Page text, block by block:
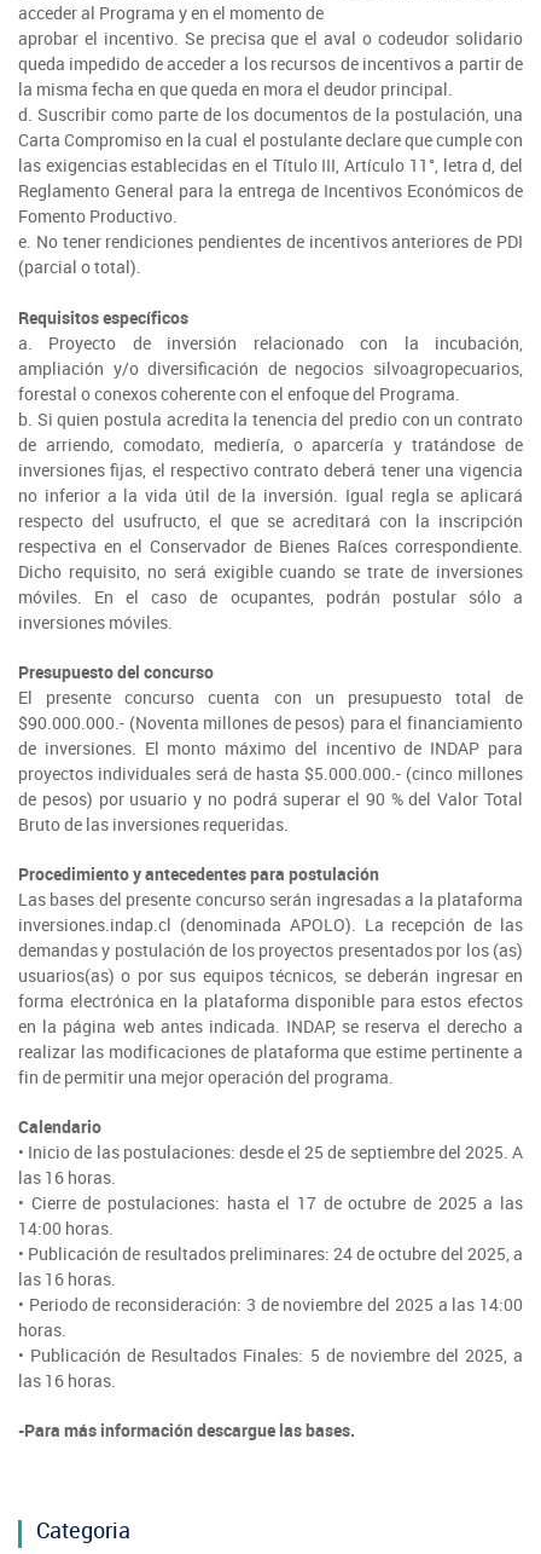
acceder al Programa y en el momento de
aprobar el incentivo. Se precisa que el aval o codeudor solidario
queda impedido de acceder a los recursos de incentivos a partir de
la misma fecha en que queda en mora el deudor principal.
d. Suscribir como parte de los documentos de la postulación, una
Carta Compromiso en la cual el postulante declare que cumple con
las exigencias establecidas en el Título III, Artículo 11°, letra d, del
Reglamento General para la entrega de Incentivos Económicos de
Fomento Productivo.
e. No tener rendiciones pendientes de incentivos anteriores de PDI
(parcial o total).
Requisitos específicos
a. Proyecto de inversión relacionado con la incubación,
ampliación y/o diversiﬁcación de negocios silvoagropecuarios,
forestal o conexos coherente con el enfoque del Programa.
b. Si quien postula acredita la tenencia del predio con un contrato
de arriendo, comodato, mediería, o aparcería y tratándose de
inversiones ﬁjas, el respectivo contrato deberá tener una vigencia
no inferior a la vida útil de la inversión. Igual regla se aplicará
respecto del usufructo, el que se acreditará con la inscripción
respectiva en el Conservador de Bienes Raíces correspondiente.
Dicho requisito, no será exigible cuando se trate de inversiones
móviles. En el caso de ocupantes, podrán postular sólo a
inversiones móviles.
Presupuesto del concurso
El presente concurso cuenta con un presupuesto total de
$90.000.000.- (Noventa millones de pesos) para el financiamiento
de inversiones. El monto máximo del incentivo de INDAP para
proyectos individuales será de hasta $5.000.000.- (cinco millones
de pesos) por usuario y no podrá superar el 90 % del Valor Total
Bruto de las inversiones requeridas.
Procedimiento y antecedentes para postulación
Las bases del presente concurso serán ingresadas a la plataforma
inversiones.indap.cl (denominada APOLO). La recepción de las
demandas y postulación de los proyectos presentados por los (as)
usuarios(as) o por sus equipos técnicos, se deberán ingresar en
forma electrónica en la plataforma disponible para estos efectos
en la página web antes indicada. INDAP, se reserva el derecho a
realizar las modificaciones de plataforma que estime pertinente a
fin de permitir una mejor operación del programa.
Calendario
• Inicio de las postulaciones: desde el 25 de septiembre del 2025. A
las 16 horas.
• Cierre de postulaciones: hasta el 17 de octubre de 2025 a las
14:00 horas.
• Publicación de resultados preliminares: 24 de octubre del 2025, a
las 16 horas.
• Periodo de reconsideración: 3 de noviembre del 2025 a las 14:00
horas.
• Publicación de Resultados Finales: 5 de noviembre del 2025, a
las 16 horas.
-Para más información descargue las bases.
Categoria